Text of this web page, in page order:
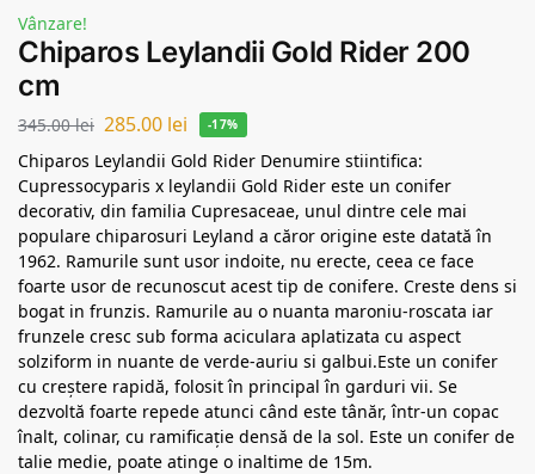
Vânzare!
Chiparos Leylandii Gold Rider 200
cm
345.00lei 285.00 lei -17%
Chiparos Leylandii Gold Rider Denumire stiintifica:
Cupressocyparis x leylandii Gold Rider este un conifer
decorativ, din familia Cupresaceae, unul dintre cele mai
populare chiparosuri Leyland a căror origine este datată în
1962. Ramurile sunt usor indoite, nu erecte, ceea ce face
foarte usor de recunoscut acest tip de conifere. Creste dens si
bogat in frunzis. Ramurile au o nuanta maroniu-roscata iar
frunzele cresc sub forma aciculara aplatizata cu aspect
solziform in nuante de verde-auriu si galbui.Este un conifer
cu creștere rapidă, folosit în principal în garduri vii. Se
dezvoltă foarte repede atunci când este tânăr, într-un copac
înalt, colinar, cu ramificație densă de la sol. Este un conifer de
talie medie, poate atinge o inaltime de 15m.